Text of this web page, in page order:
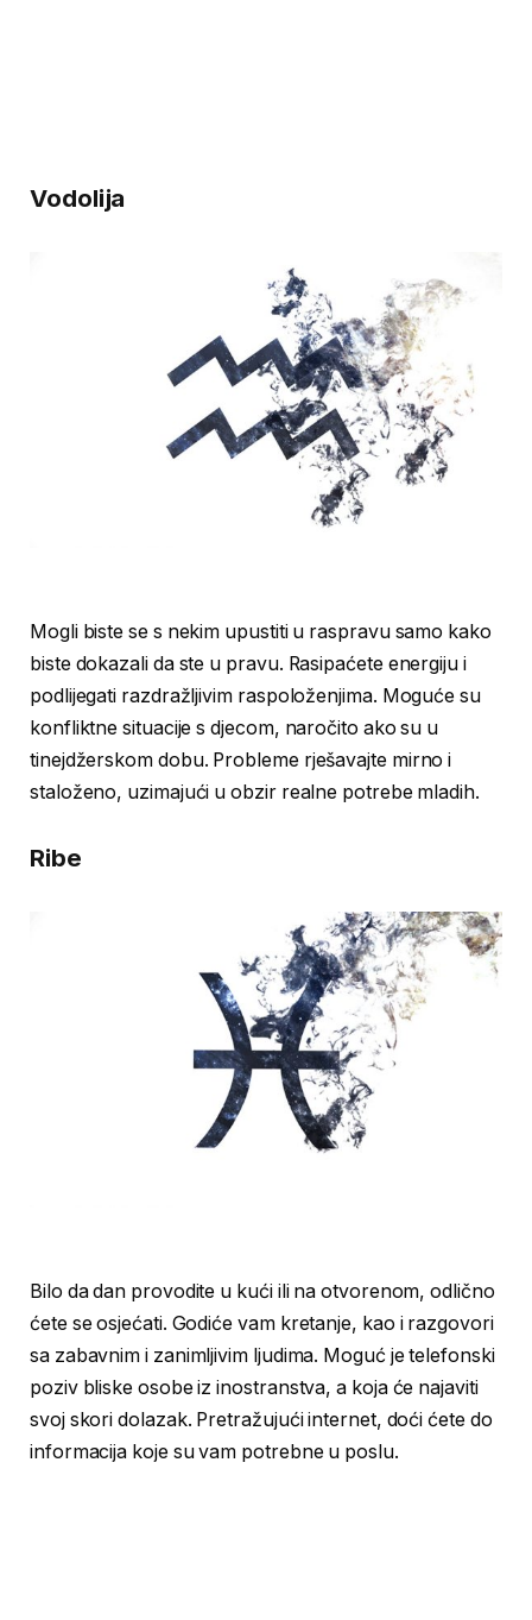
Vodolija
Mogli biste se s nekim upustiti u raspravu samo kako
biste dokazali da ste u pravu. Rasipaćete energiju i
podlijegati razdražljivim raspoloženjima. Moguće su
konfliktne situacije s djecom, naročito ako su u
tinejdžerskom dobu. Probleme rješavajte mirno i
staloženo, uzimajući u obzir realne potrebe mladih.
Ribe
Bilo da dan provodite u kući ili na otvorenom, odlično
ćete se osjećati. Godiće vam kretanje, kao i razgovori
sa zabavnim i zanimljivim ljudima. Moguć je telefonski
poziv bliske osobe iz inostranstva, a koja će najaviti
svoj skori dolazak. Pretražujući internet, doći ćete do
informacija koje su vam potrebne u poslu.